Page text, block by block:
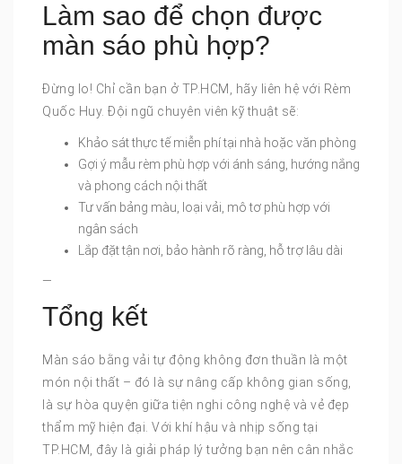
Làm sao để chọn được
màn sáo phù hợp?
Đừng lo! Chỉ cần bạn ở TP.HCM, hãy liên hệ với Rèm
Quốc Huy. Đội ngũ chuyên viên kỹ thuật sẽ:
Khảo sát thực tế miễn phí tại nhà hoặc văn phòng
Gợi ý mẫu rèm phù hợp với ánh sáng, hướng nắng
và phong cách nội thất
Tư vấn bảng màu, loại vải, mô tơ phù hợp với
ngân sách
Lắp đặt tận nơi, bảo hành rõ ràng, hỗ trợ lâu dài
—
Tổng kết
Màn sáo bằng vải tự động không đơn thuần là một
món nội thất – đó là sự nâng cấp không gian sống,
là sự hòa quyện giữa tiện nghi công nghệ và vẻ đẹp
thẩm mỹ hiện đại. Với khí hậu và nhịp sống tại
TP.HCM, đây là giải pháp lý tưởng bạn nên cân nhắc